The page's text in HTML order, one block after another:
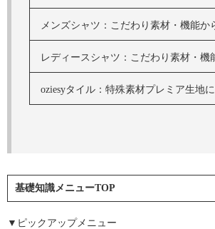
メンズシャツ：こだわり素材・機能か
レディースシャツ：こだわり素材・機
oziesyタイル：特殊素材プレミア生地
基礎知識メニューTOP
▼ピックアップメニュー